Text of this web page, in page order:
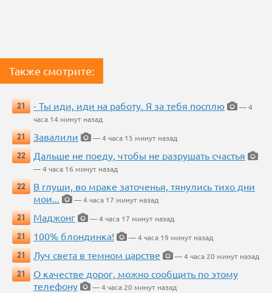
Также смотрите:
21 - Ты иди, иди на работу. Я за тебя посплю
— 4
часа 14 минут назад
21
Завалили
— 4 часа 15 минут назад
22
Дальше не поеду, чтобы не разрушать счастья
— 4 часа 16 минут назад
22
В глуши, во мраке заточенья, тянулись тихо дни
мои...
— 4 часа 17 минут назад
21
Маджонг
— 4 часа 17 минут назад
21
100% блондинка!
— 4 часа 19 минут назад
21
Луч света в темном царстве
— 4 часа 20 минут назад
21
О качестве дорог, можно сообщить по этому
телефону
— 4 часа 20 минут назад